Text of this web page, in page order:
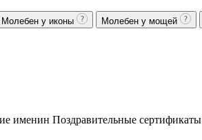
Молебен у иконы Молебен у мощей
именин Поздравительные сертификаты